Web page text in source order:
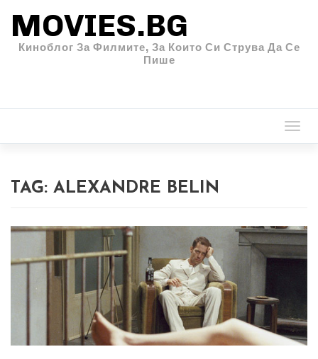
MOVIES.BG
Киноблог За Филмите, За Които Си Струва Да Се
Пише
TAG: ALEXANDRE BELIN